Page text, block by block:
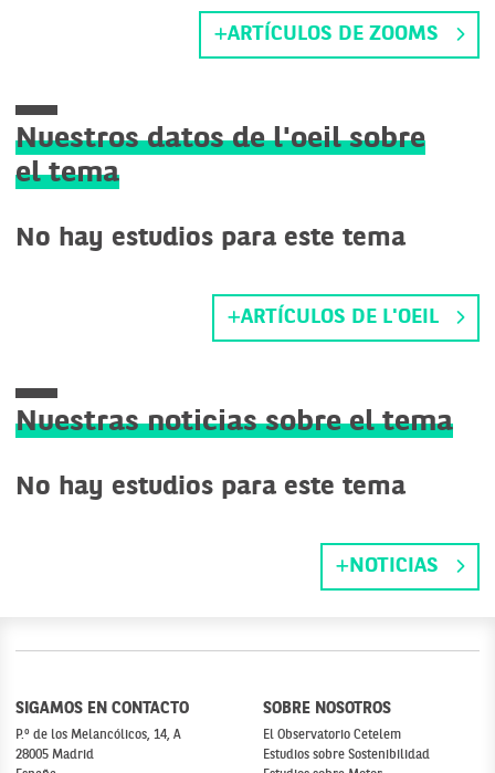
ARTÍCULOS DE ZOOMS
Nuestros datos de l'oeil sobre
el tema
No hay estudios para este tema
ARTÍCULOS DE L'OEIL
Nuestras noticias sobre el tema
No hay estudios para este tema
NOTICIAS
SIGAMOS EN CONTACTO
P.º de los Melancólicos, 14, A
28005 Madrid
SOBRE NOSOTROS
El Observatorio Cetelem
Estudios sobre Sostenibilidad